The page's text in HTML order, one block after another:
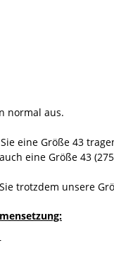
normal aus.
eine Größe 43
eine Größe 43
trotzdem unsere